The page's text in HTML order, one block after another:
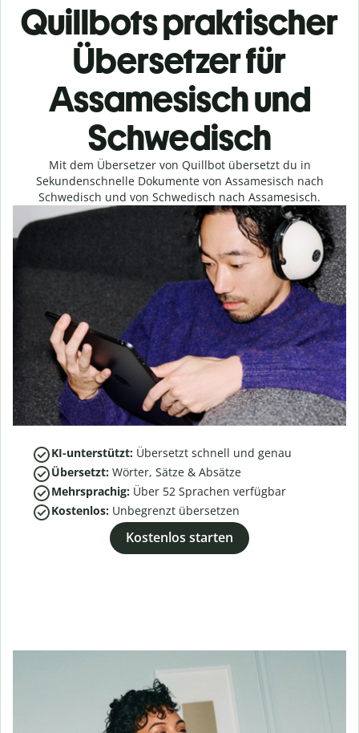
Quillbots praktischer
Übersetzer für
Assamesisch und
Schwedisch
Mit dem Übersetzer von Quillbot übersetzt du in
Sekundenschnelle Dokumente von Assamesisch nach
Schwedisch und von Schwedisch nach Assamesisch.
KI-unterstützt: Übersetzt schnell und genau
Übersetzt: Wörter, Sätze & Absätze
Mehrsprachig: Über 52 Sprachen verfügbar
Kostenlos: Unbegrenzt übersetzen
Kostenlos starten